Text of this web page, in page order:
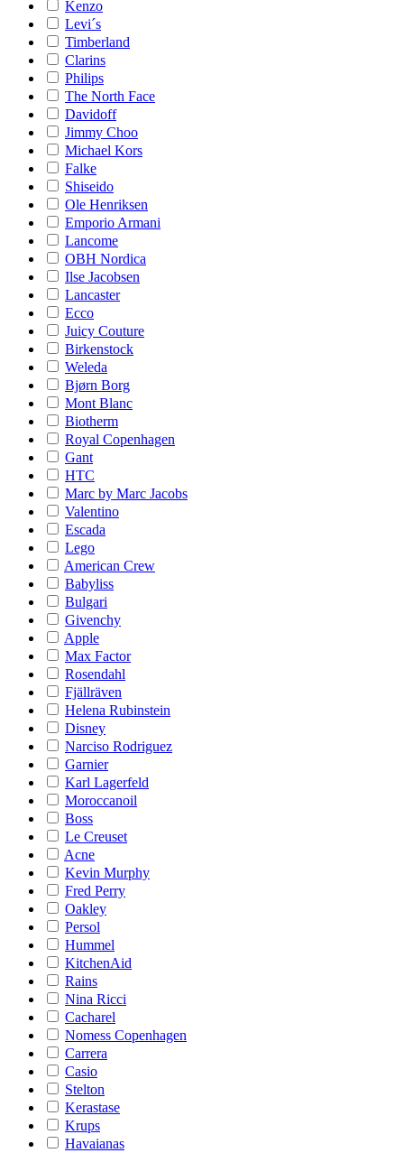
Kenzo
Levi´s
Timberland
Clarins
Philips
The North Face
Davidoff
Jimmy Choo
Michael Kors
Falke
Shiseido
Ole Henriksen
Emporio Armani
Lancome
OBH Nordica
Ilse Jacobsen
Lancaster
Ecco
Juicy Couture
Birkenstock
Weleda
Bjørn Borg
Mont Blanc
Biotherm
Royal Copenhagen
Gant
HTC
Marc by Marc Jacobs
Valentino
Escada
Lego
American Crew
Babyliss
Bulgari
Givenchy
Apple
Max Factor
Rosendahl
Fjällräven
Helena Rubinstein
Disney
Narciso Rodriguez
Garnier
Karl Lagerfeld
Moroccanoil
Boss
Le Creuset
Acne
Kevin Murphy
Fred Perry
Oakley
Persol
Hummel
KitchenAid
Rains
Nina Ricci
Cacharel
Nomess Copenhagen
Carrera
Casio
Stelton
Kerastase
Krups
Havaianas